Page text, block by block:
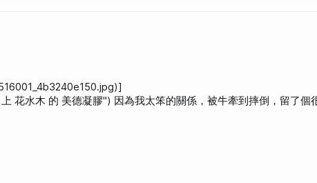
關係，被牛牽到摔倒，留了個很大
為這種東西不會痛，所以沒人會同情我，只會覺得我膝蓋很黑很噁